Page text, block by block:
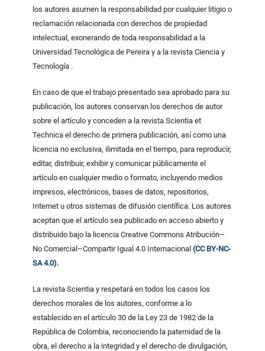
los autores asumen la responsabilidad por cualquier litigio o
reclamación relacionada con derechos de propiedad
intelectual, exonerando de toda responsabilidad a la
Universidad Tecnológica de Pereira y a la revista Ciencia y
Tecnología .
En caso de que el trabajo presentado sea aprobado para su
publicación, los autores conservan los derechos de autor
sobre el artículo y conceden a la revista Scientia et
Technica el derecho de primera publicación, así como una
licencia no exclusiva, ilimitada en el tiempo, para reproducir,
editar, distribuir, exhibir y comunicar públicamente el
artículo en cualquier medio o formato, incluyendo medios
impresos, electrónicos, bases de datos, repositorios,
Internet u otros sistemas de difusión científica. Los autores
aceptan que el artículo sea publicado en acceso abierto y
distribuido bajo la licencia Creative Commons Atribución–
No Comercial–Compartir Igual 4.0 Internacional(CC BY-NC-
SA 4.0).
La revista Scientia y respetará en todos los casos los
derechos morales de los autores, conforme a lo
establecido en el artículo 30 de la Ley 23 de 1982 de la
República de Colombia, reconociendo la paternidad de la
obra, el derecho a la integridad y el derecho de divulgación,